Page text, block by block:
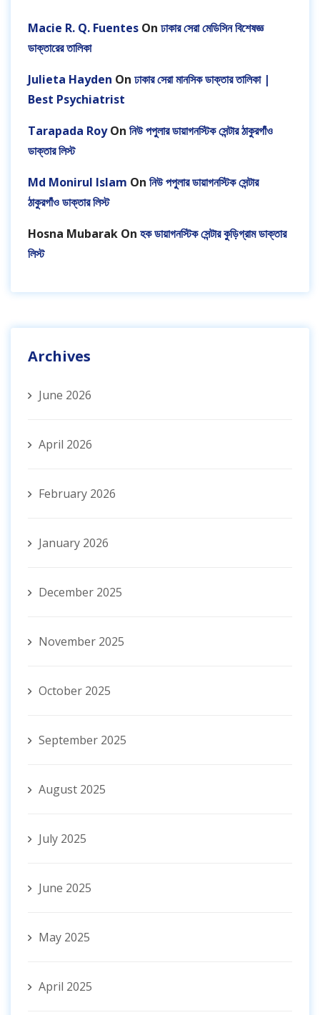
Macie R. Q. Fuentes On ঢাকার সেরা মেডিসিন বিশেষজ্ঞ
ডাক্তারের তালিকা
Julieta Hayden On ঢাকার সেরা মানসিক ডাক্তার তালিকা |
Best Psychiatrist
Tarapada RoyOn নিউ পপুলার ডায়াগনস্টিক সেন্টার ঠাকুরগাঁও
ডাক্তার লিস্ট
Md Monirul Islam On নিউ পপুলার ডায়াগনস্টিক সেন্টার
ঠাকুরগাঁও ডাক্তার লিস্ট
Hosna Mubarak On হক ডায়াগনস্টিক সেন্টার কুড়িগ্রাম ডাক্তার
লিস্ট
Archives
June 2026
April 2026
February 2026
January 2026
December 2025
November 2025
October 2025
September 2025
August 2025
July 2025
June 2025
May 2025
April 2025